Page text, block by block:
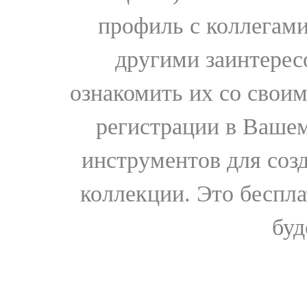
профиль с
другими
ознакомить их со
регистрации в
инструментов для
коллекции. Это